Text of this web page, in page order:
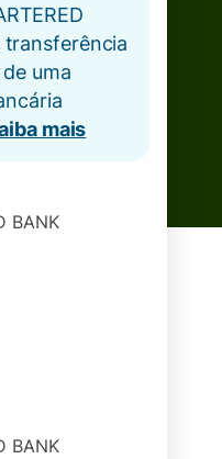
transferência
uma
mais
BANK
BANK